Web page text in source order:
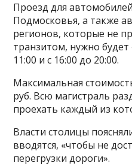
Проезд для
Подмосковья, а также
регионов, которые не
транзитом, нужно будет
11:00 и с 16:00 до 20:00.
Максимальная
руб. Всю магистраль
проехать каждый из
Власти столицы
вводятся, «чтобы не
перегрузки дороги».